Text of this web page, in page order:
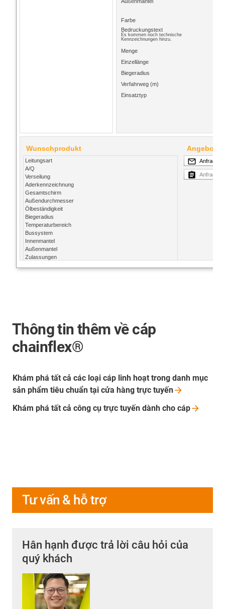
Thông tin thêm về cáp
chainflex®
Khám phá tất cả các loại cáp linh hoạt trong danh mục
sản phẩm tiêu chuẩn tại cửa hàng trực tuyến
Khám phá tất cả công cụ trực tuyến dành cho cáp
Tư vấn & hỗ trợ
Hân hạnh được trả lời câu hỏi của
quý khách